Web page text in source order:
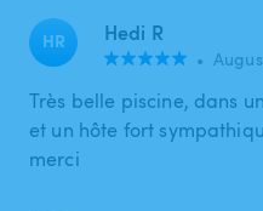
HR Hedi R
•
Très belle piscine, dans
et un hôte fort
merci